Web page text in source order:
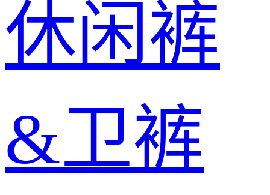
休闲裤
&卫裤